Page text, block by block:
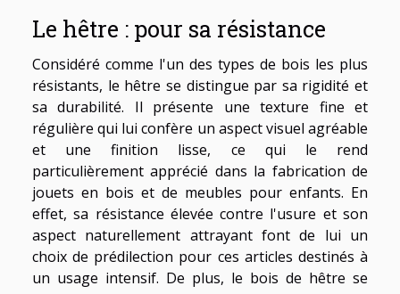
Le hêtre : pour sa résistance
Considéré comme l'un des types de bois les plus
résistants, le hêtre se distingue par sa rigidité et
sa durabilité. Il présente une texture fine et
régulière qui lui confère un aspect visuel agréable
et une finition lisse, ce qui le rend
particulièrement apprécié dans la fabrication de
jouets en bois et de meubles pour enfants. En
effet, sa résistance élevée contre l'usure et son
aspect naturellement attrayant font de lui un
choix de prédilection pour ces articles destinés à
un usage intensif. De plus, le bois de hêtre se